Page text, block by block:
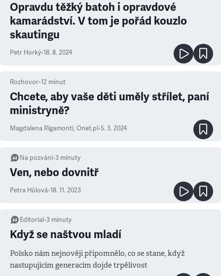
Opravdu těžký batoh i opravdové
kamarádství. V tom je pořád kouzlo
skautingu
Petr Horký•18. 8. 2024
Rozhovor•12 minut
Chcete, aby vaše děti uměly střílet, paní
ministryně?
Magdalena Rigamonti, Onet.pl •5. 3. 2024
Na pozvání•3 minuty
Ven, nebo dovnitř
Petra Hůlová•18. 11. 2023
Editorial •3 minuty
Když se naštvou mladí
Polsko nám nejnověji připomnělo, co se stane, když
nastupujícím generacím dojde trpělivost